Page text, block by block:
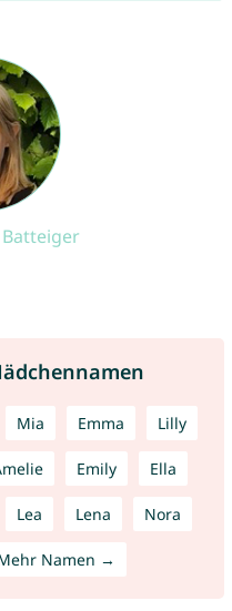
Batteiger
Mia Emma Lilly
Emily Ella
Lea Lena Nora
Namen →